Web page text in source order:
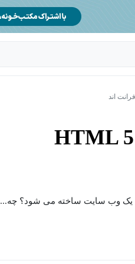
اند
یک وب سایت ساخته می شود؟ چه...